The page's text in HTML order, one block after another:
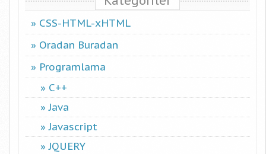
CSS-HTML-xHTML
Oradan Buradan
Programlama
C++
Java
Javascript
JQUERY